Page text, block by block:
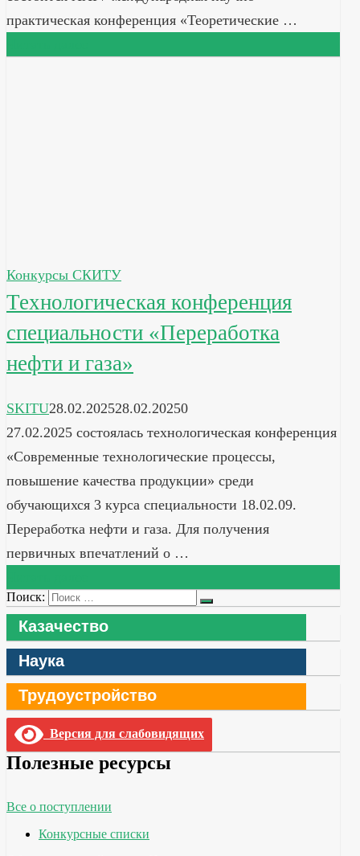
практическая конференция «Теоретические …
Конкурсы СКИТУ
Технологическая конференция
специальности «Переработка
нефти и газа»
SKITU28.02.202528.02.20250
27.02.2025 состоялась технологическая конференция
«Современные технологические процессы,
повышение качества продукции» среди
обучающихся 3 курса специальности 18.02.09.
Переработка нефти и газа. Для получения
первичных впечатлений о …
Поиск:
Казачество
Наука
Трудоустройство
Версия для слабовидящих
Полезные ресурсы
Все о поступлении
Конкурсные списки